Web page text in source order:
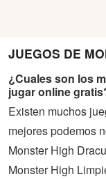
JUEGOS DE
¿Cuales son los
jugar online
Existen muchos
mejores podemos
Monster High
Monster High